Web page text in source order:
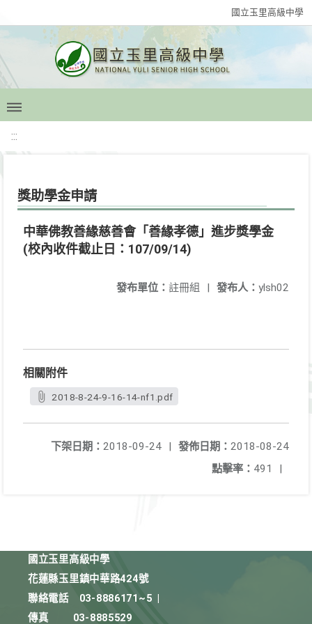
國立玉里高級中學
:::
獎助學金申請
中華佛教善緣慈善會「善緣孝德」進步獎學金
(校內收件截止日：107/09/14)
發布人： ylsh02
發布單位： 註冊組 |
相關附件
2018-8-24-9-16-14-nf1.pdf
發佈日期： 2018-08-24
下架日期： 2018-09-24
|
點擊率： 491 |
國立玉里高級中學
花蓮縣玉里鎮中華路424號
聯絡電話
03-8886171~5
傳真
03-8885529